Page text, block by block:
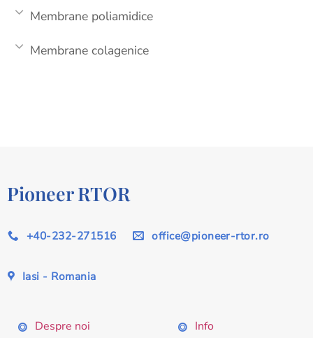
Membrane poliamidice
Membrane colagenice
Pioneer RTOR
+40-232-271516 office@pioneer-rtor.ro
Iasi - Romania
Despre noi
Info